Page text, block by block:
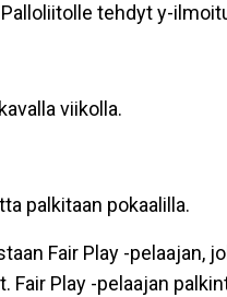
tehdyt y-
viikolla.
palkitaan pokaalilla.
Fair Play -pelaajan,
Fair Play -pelaajan